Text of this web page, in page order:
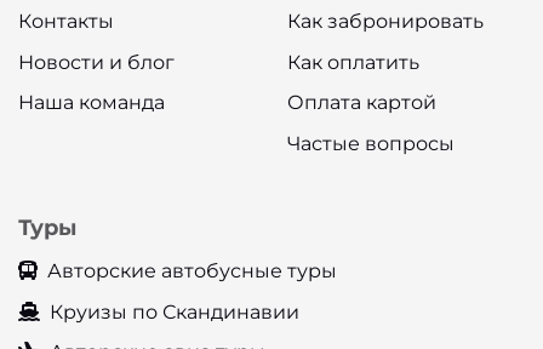
Контакты
Новости и блог
Наша команда
Как забронировать
Как оплатить
Оплата картой
Частые вопросы
Туры
Авторские автобусные туры
Круизы по Скандинавии